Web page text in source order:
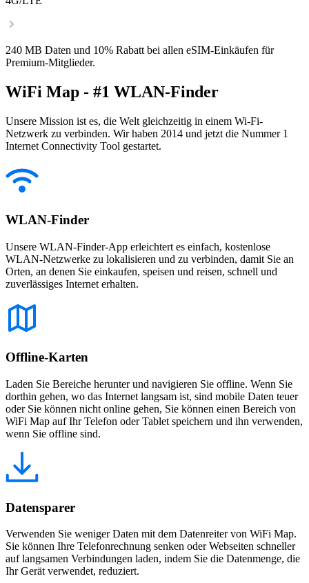
240 MB Daten und 10% Rabatt bei allen eSIM-Einkäufen für
Premium-Mitglieder.
WiFi Map - #1 WLAN-Finder
Unsere Mission ist es, die Welt gleichzeitig in einem Wi-Fi-
Netzwerk zu verbinden. Wir haben 2014 und jetzt die Nummer 1
Internet Connectivity Tool gestartet.
WLAN-Finder
Unsere WLAN-Finder-App erleichtert es einfach, kostenlose
WLAN-Netzwerke zu lokalisieren und zu verbinden, damit Sie an
Orten, an denen Sie einkaufen, speisen und reisen, schnell und
zuverlässiges Internet erhalten.
Offline-Karten
Laden Sie Bereiche herunter und navigieren Sie offline. Wenn Sie
dorthin gehen, wo das Internet langsam ist, sind mobile Daten teuer
oder Sie können nicht online gehen, Sie können einen Bereich von
WiFi Map auf Ihr Telefon oder Tablet speichern und ihn verwenden,
wenn Sie offline sind.
Datensparer
Verwenden Sie weniger Daten mit dem Datenreiter von WiFi Map.
Sie können Ihre Telefonrechnung senken oder Webseiten schneller
auf langsamen Verbindungen laden, indem Sie die Datenmenge, die
Ihr Gerät verwendet, reduziert.